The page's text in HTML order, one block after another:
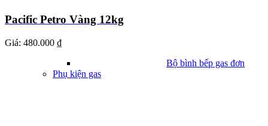
Bộ bình bếp gas đơn
Phụ kiện gas
Pacific Petro Vàng 12kg
Giá: 480.000 ₫